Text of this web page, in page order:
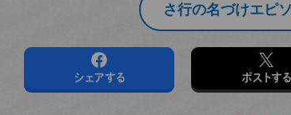
さ行の名づけエピ
シェアする ポストする